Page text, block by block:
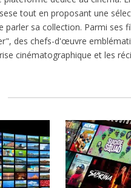
tout en proposant une
parler sa collection. Parmi
des chefs-d'œuvre
cinématographique et les